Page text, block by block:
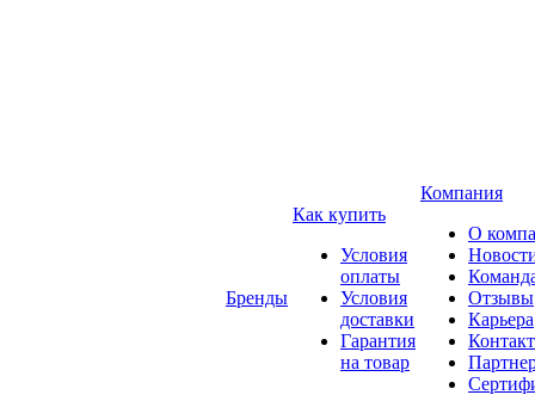
Бренды
Как купить
Условия
оплаты
Условия
доставки
Гарантия
на товар
Компания
О
Отзывы
Карьера